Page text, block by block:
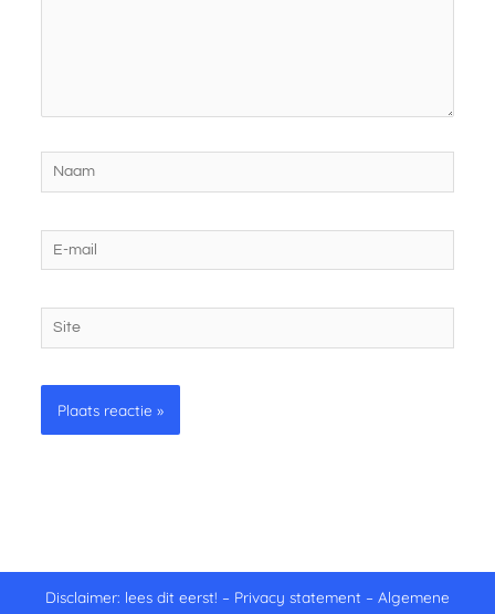
Naam
mail
Site
Disclaimer: lees dit eerst! – Privacy statement – Algemene